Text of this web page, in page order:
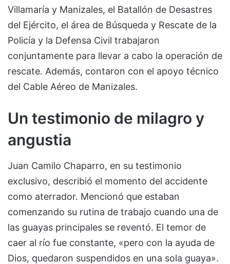
Villamaría y Manizales, el Batallón de Desastres
del Ejército, el área de Búsqueda y Rescate de la
Policía y la Defensa Civil trabajaron
conjuntamente para llevar a cabo la operación de
rescate. Además, contaron con el apoyo técnico
del Cable Aéreo de Manizales.
Un testimonio de milagro y
angustia
Juan Camilo Chaparro, en su testimonio
exclusivo, describió el momento del accidente
como aterrador. Mencionó que estaban
comenzando su rutina de trabajo cuando una de
las guayas principales se reventó. El temor de
caer al río fue constante, «pero con la ayuda de
Dios, quedaron suspendidos en una sola guaya».